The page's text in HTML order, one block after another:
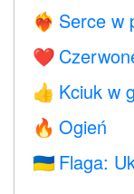
❤️‍🔥 Serce w
❤️
👍 Kciuk w
🔥 Ogień
🇺🇦 Flaga: